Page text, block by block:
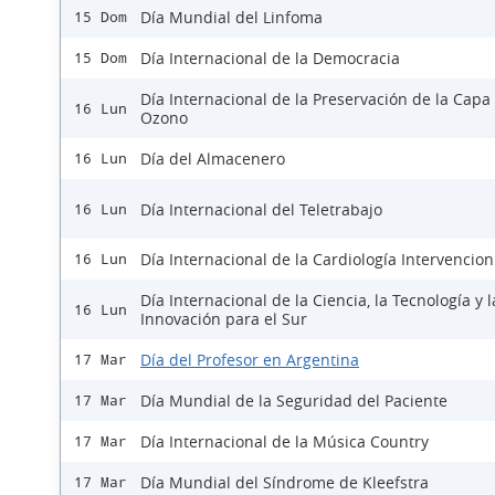
15 Dom Día Mundial del Linfoma
15 Dom Día Internacional de la Democracia
16 Lun
Día Internacional de la Preservación de la Capa
Ozono
16 Lun Día del Almacenero
16 Lun Día Internacional del Teletrabajo
16 Lun Día Internacional de la Cardiología
16 Lun
Día Internacional de la Ciencia, la Tecnología y
Innovación para el Sur
17 Mar Día del Profesor en Argentina
17 Mar Día Mundial de la Seguridad del Paciente
17 Mar Día Internacional de la Música Country
17 Mar Día Mundial del Síndrome de Kleefstra